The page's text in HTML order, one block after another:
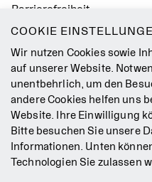
Barrierefreiheit
Leichte Sprache
Leitbild
Presse
Jobs
Kontakt
Newsletter
COOKIE
Wir nutzen Cookies sowie
auf unserer Website.
unentbehrlich, um den
andere Cookies helfen uns
Website. Ihre Einwilligung
Bitte besuchen Sie unsere
Informationen. Unten
Technologien Sie zulassen